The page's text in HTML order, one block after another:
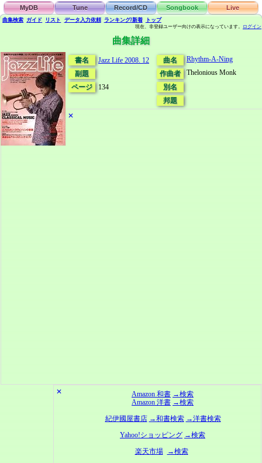
MyDB Tune Record/CD Songbook Live
曲集検索 ガイド リスト データ 入力依頼 ランキング/新着 トップ
現在、非登録ユーザー向けの表示になっています。 ログイン
曲集詳細
書名
Jazz Life 2008. 12
副題
ページ
134
曲名
Rhythm-A-Ning
作曲者
Thelonious Monk
別名
邦題
✕
✕ Amazon 和書 →検索
Amazon 洋書 →検索
紀伊國屋書店 →和書検索 →洋書検索
Yahoo!ショッピング →検索
楽天市場
→検索